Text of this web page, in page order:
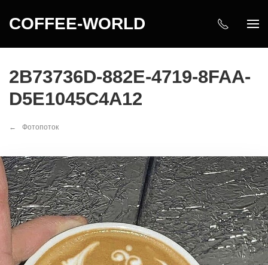
COFFEE-WORLD
2B73736D-882E-4719-8FAA-
D5E1045C4A12
Фотопоток